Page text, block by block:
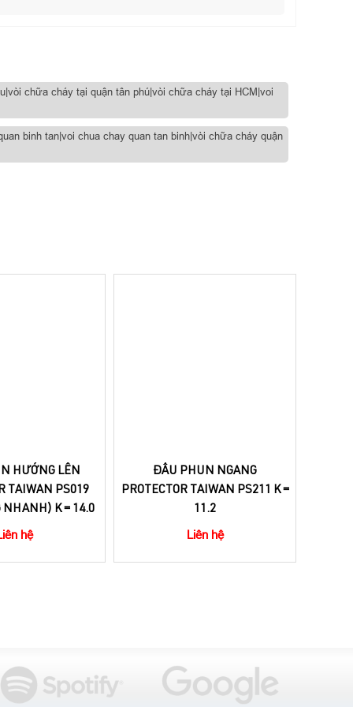
chữa cháy tại quận tân phú|vòi chữa cháy tại HCM|voi
binh tan|voi chua chay quan tan binh|vòi chữa cháy quận
HƯỚNG LÊN
TAIWAN PS019
K = 14.0
hệ
ĐẦU PHUN NGANG
PROTECTOR TAIWAN PS211 K =
11.2
Liên hệ